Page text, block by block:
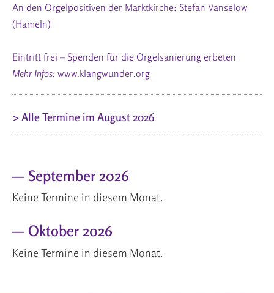
An den Orgelpositiven der Marktkirche: Stefan Vanselow
(Hameln)
Eintritt frei – Spenden für die Orgelsanierung erbeten
Mehr Infos: www.klangwunder.org
> Alle Termine im August 2026
— September 2026
Keine Termine in diesem Monat.
— Oktober 2026
Keine Termine in diesem Monat.